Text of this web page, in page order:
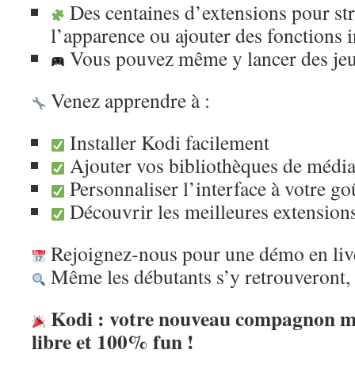
Des centaines d’extensions pour
l’apparence ou ajouter des fonctions
Vous pouvez même y lancer des
Venez apprendre à :
Installer Kodi facilement
Ajouter vos bibliothèques de
Personnaliser l’interface à votre
Découvrir les meilleures
Rejoignez-nous pour une démo en
Même les débutants s’y
Kodi : votre nouveau compagnon
libre et 100% fun !